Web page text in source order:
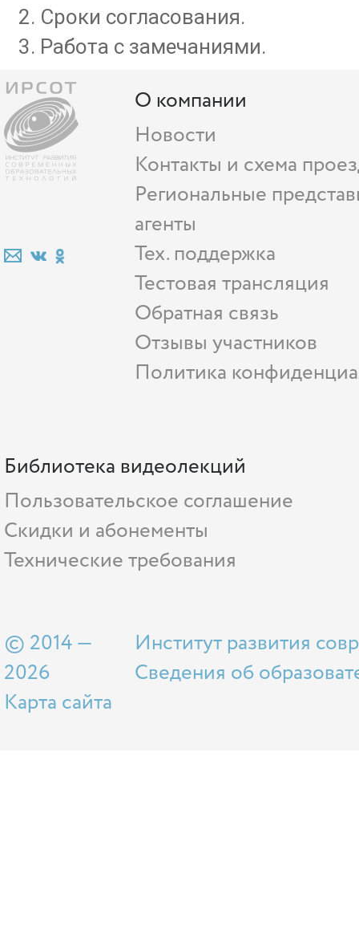
Сроки согласования.
Работа с замечаниями.
О компании
Новости
Контакты и схема
Региональные
агенты
Тех. поддержка
Тестовая трансляция
Обратная связь
Отзывы участников
Политика
Библиотека видеолекций
Пользовательское соглашение
Скидки и абонементы
Технические требования
© 2014 —
2026
Карта сайта
Институт развития
Сведения об